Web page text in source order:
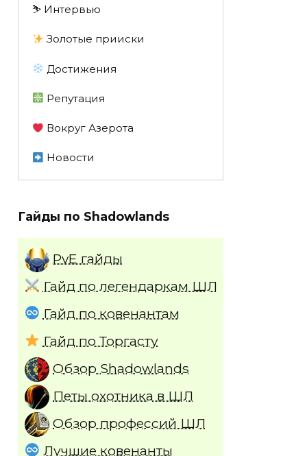
⛷️ Интервью
Золотые прииски
Достижения
Репутация
Вокруг Азерота
Новости
Гайды по Shadowlands
PvE гайды
Гайд по легендаркам ШЛ
Гайд по ковенантам
Гайд по Торгасту
Обзор Shadowlands
Петы охотника в ШЛ
Обзор профессий ШЛ
Лучшие ковенанты